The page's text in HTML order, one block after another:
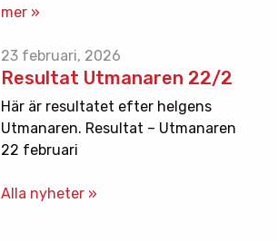
mer »
23 februari, 2026
Resultat Utmanaren 22/2
Här är resultatet efter helgens
Utmanaren. Resultat – Utmanaren
22 februari
Alla nyheter »